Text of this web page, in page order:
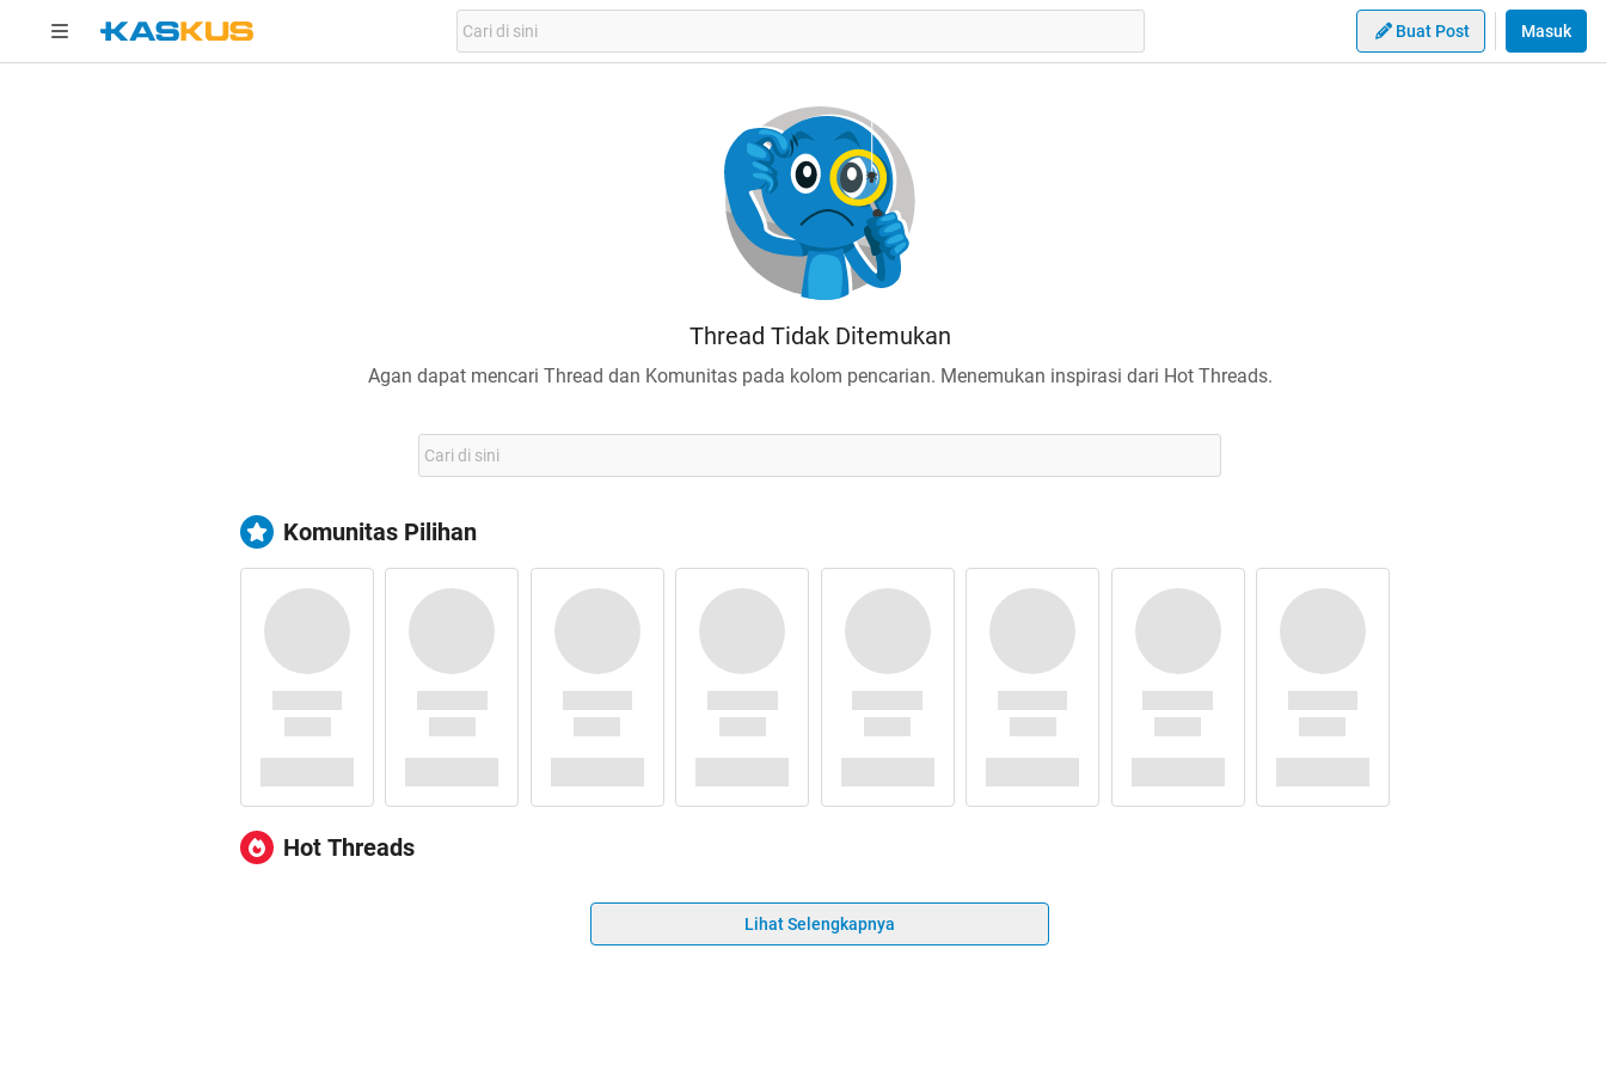
Buat Post Masuk
Thread Tidak Ditemukan
Agan dapat mencari Thread dan Komunitas pada kolom pencarian. Menemukan inspirasi dari Hot Threads.
Komunitas Pilihan
Hot Threads
Lihat Selengkapnya